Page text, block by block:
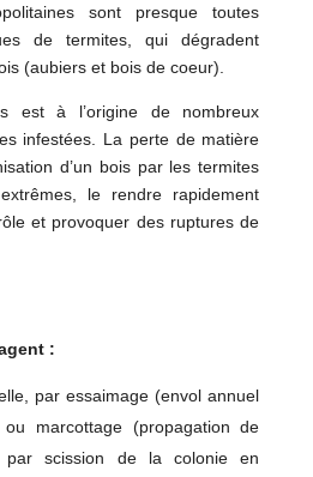
sont presque toutes
de termites, qui dégradent
(aubiers et bois de coeur).
est à l’origine de nombreux
infestées. La perte de matière
d’un bois par les termites
le rendre rapidement
et provoquer des ruptures de
:
par essaimage (envol annuel
ou marcottage (propagation de
par scission de la colonie en